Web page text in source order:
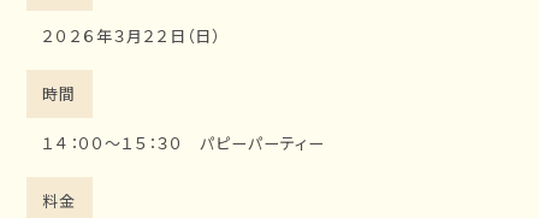
２０２６年３月２２日（日）
時間
１４：００～１５：３０ パピーパーティー
料金